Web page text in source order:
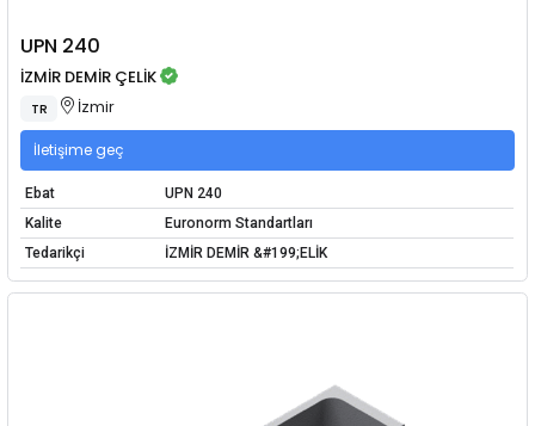
UPN 240
İZMİR DEMİR ÇELİK
TR İzmir
İletişime geç
Ebat
UPN 240
Kalite
Euronorm Standartları
Tedarikçi
İZMİR DEMİR &#199;ELİK